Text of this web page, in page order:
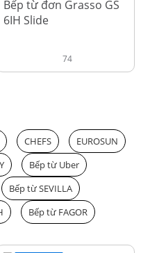
Bếp từ đơn Grasso GS
6IH Slide
74
CHEFS
EUROSUN
Bếp từ Uber
Bếp từ SEVILLA
Bếp từ FAGOR